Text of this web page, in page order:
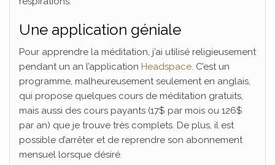
Une application géniale
Pour apprendre la méditation, j’ai utilisé religieusement
pendant un an l’application Headspace. C’est un
programme, malheureusement seulement en anglais,
qui propose quelques cours de méditation gratuits,
mais aussi des cours payants (17$ par mois ou 126$
par an) que je trouve très complets. De plus, il est
possible d’arrêter et de reprendre son abonnement
mensuel lorsque désiré.